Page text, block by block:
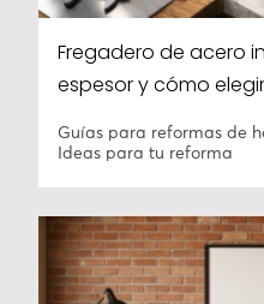
Fregadero de acero
espesor y cómo
Guías para reformas de
Ideas para tu reforma